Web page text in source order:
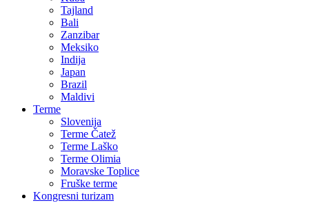
Tajland
Bali
Zanzibar
Meksiko
Indija
Japan
Brazil
Maldivi
Terme
Slovenija
Terme Čatež
Terme Laško
Terme Olimia
Moravske Toplice
Fruške terme
Kongresni turizam